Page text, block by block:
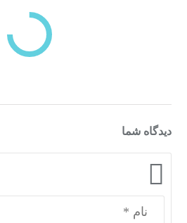
دسته‌بندی‌های منتخب برای شما
دیدگاه شما